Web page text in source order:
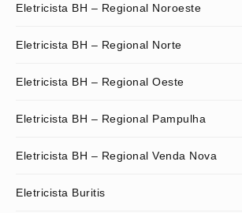
Eletricista BH – Regional Noroeste
Eletricista BH – Regional Norte
Eletricista BH – Regional Oeste
Eletricista BH – Regional Pampulha
Eletricista BH – Regional Venda Nova
Eletricista Buritis